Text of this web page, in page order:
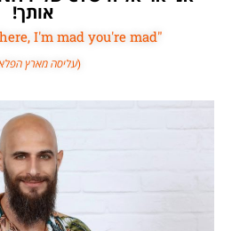
אותך!
"We're all mad here, I'm mad you're mad"
(עליסה מארץ